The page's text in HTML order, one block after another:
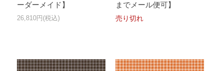
ーダーメイド】
26,810円(税込)
までメール便可】
売り切れ